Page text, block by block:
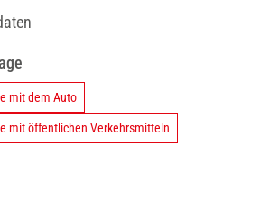
mit dem Auto
mit öffentlichen Verkehrsmitteln